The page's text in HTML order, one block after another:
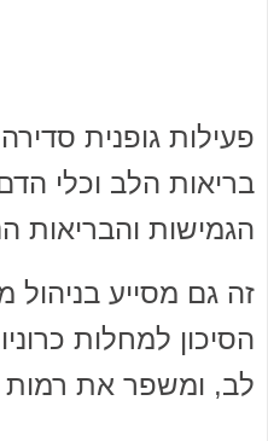
פעילות גופנית
בריאות הלב וכלי
הגמישות והבריאות
זה גם מסייע
הסיכון למחלות
לב, ומשפר את רמות